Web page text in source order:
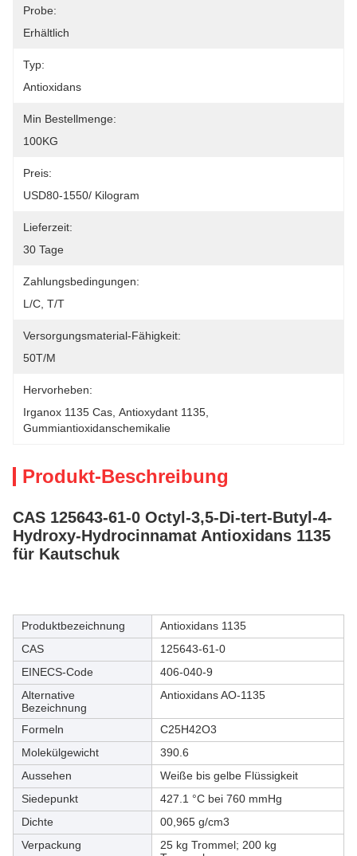
Probe:
Erhältlich
Typ:
Antioxidans
Min Bestellmenge:
100KG
Preis:
USD80-1550/ Kilogram
Lieferzeit:
30 Tage
Zahlungsbedingungen:
L/C, T/T
Versorgungsmaterial-Fähigkeit:
50T/M
Hervorheben:
Irganox 1135 Cas Antioxydant 1135
Gummiantioxidanschemikalie
Produkt-Beschreibung
CAS 125643-61-0 Octyl-3,5-Di-tert-Butyl-4-
Hydroxy-Hydrocinnamat Antioxidans 1135
für Kautschuk
Produktbezeichnung
Antioxidans 1135
CAS
125643-61-0
EINECS-Code
406-040-9
Alternative
Bezeichnung
Antioxidans AO-1135
Formeln
C25H42O3
Molekülgewicht
390.6
Aussehen
Weiße bis gelbe Flüssigkeit
Siedepunkt
427.1 °C bei 760 mmHg
Dichte
00,965 g/cm3
Verpackung
25 kg Trommel; 200 kg